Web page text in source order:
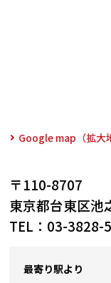
Google map（拡大
〒110-8707
東京都台東区
TEL：03-3828-
最寄り駅より